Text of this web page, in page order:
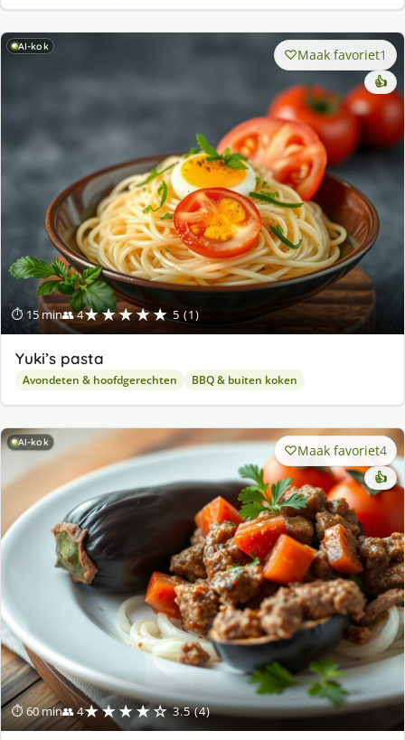
AI-kok
⏱ 15 min👥 4★★★★★ 5 (1)
Maak favoriet1
👍
Yuki’s pasta
Avondeten & hoofdgerechten BBQ & buiten koken
AI-kok
⏱ 60 min👥 4★★★★☆ 3.5 (4)
Maak favoriet4
👍